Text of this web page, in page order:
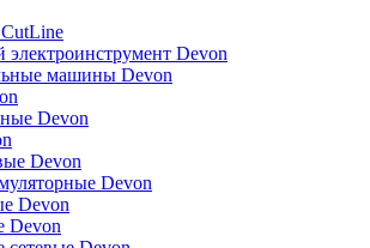
Devon
машины Devon
Devon
Devon
Devon
Devon
Devon